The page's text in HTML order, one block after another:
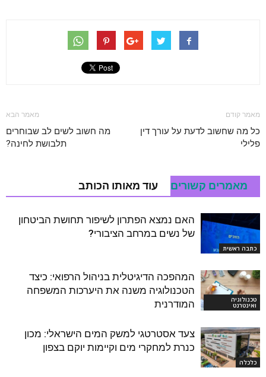
מאמר קודם
כל מה שחשוב לדעת על עורך דין
פלילי
מאמר הבא
מה חשוב לשים לב שבוחרים
תלבושת לחינה?
מאמרים קשורים עוד מאותו הכותב
כתבה ראשית
האם נמצא הפתרון לשיפור תחושת הביטחון
של נשים במרחב הציבורי?
טכנולוגיה
ואינטרנט
המהפכה הדיגיטלית בניהול הרפואי: כיצד
הטכנולוגיה משנה את היערכות המשפחה
המודרנית
כלכלה
צעד אסטרטגי למשק המים הישראלי: מכון
כנרת למחקרי מים וקיימות יוקם בצפון